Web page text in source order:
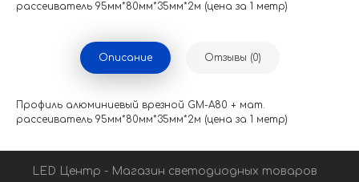
рассеиватель 95мм*80мм*35мм*2м (цена за 1 метр)
Описание Отзывы (0)
Профиль алюминиевый врезной GM-A80 + мат.
рассеиватель 95мм*80мм*35мм*2м (цена за 1 метр)
LED Центр - Магазин светодиодных товаров